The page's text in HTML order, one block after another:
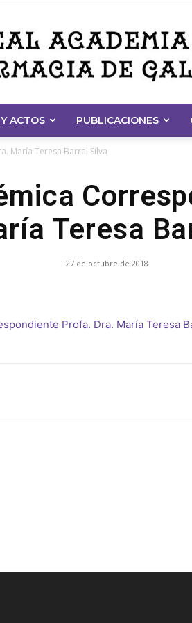
Real
Academia
de
ACTOS PUBLICACIONES
María Teresa Barral Silva
Teresa
27 de octubre de 2018
Profa. Dra. María Teresa